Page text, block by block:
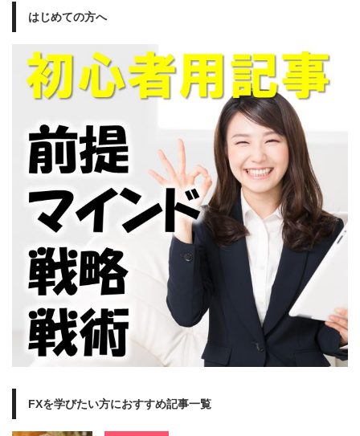
はじめての方へ
FXを学びたい方におすすめ記事一覧